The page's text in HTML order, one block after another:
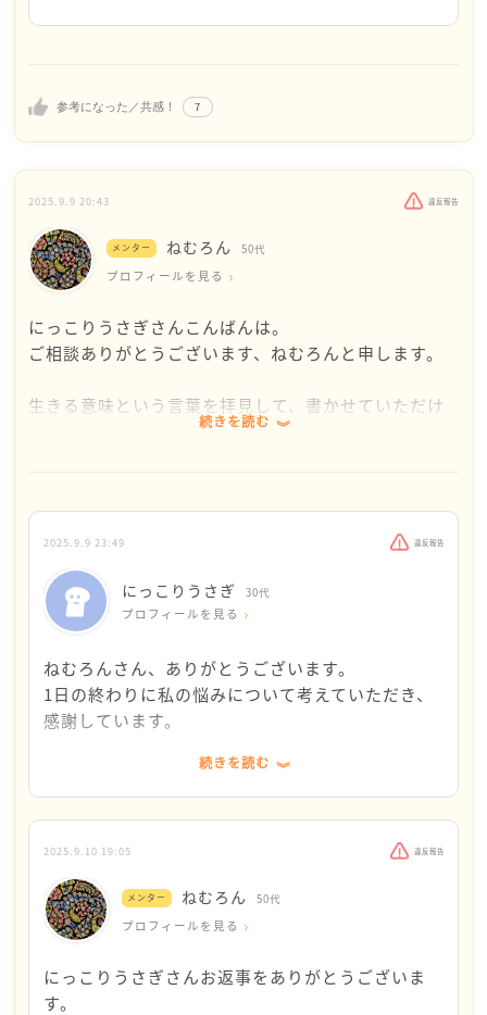
もしかしたら、お互いこれから何か見つかるのかもし
のかもしれませんね。
静かに過ごすというのも一つの生き方かなと思いま
す。
無理に動いてみつけなくても、日々を回すだけでも疲
れますよね。
たり、日々リフレッシュを取り入れて明日を迎えてゆ
けば、その先に、生きる目的につながっているかもし
す。
参考になった／共感！ 7
っくりきます。
きられるようになりたいです。がんばります。
2025.9.9 20:43 違反報告
メンター ねむろん 50代
プロフィールを見る
にっこりうさぎさんこんばんは。
ご相談ありがとうございます、ねむろんと申します。
生きる意味という言葉を拝見して、書かせていただけ
ればと出てまいりました。
にっこりうさぎさんより歳を重ねているのですが、わ
からないのです。
な日が増えて、仕事は頑張っているけれど自分でなく
ちゃダメなわけでもなく・・・。
私が死ねば悲しんでくださる人々が目に浮かぶからで
す。
私は大事な人間をかなり前に亡くしました。
亡くした人間の分も生きなくてはいけない、そして、
周りを悲しませたくない。
それが、私の死ねないモチベーションです。
何でもない一日が終わる時に、特にいい事がない日も
多いですが、特に悪い事もなく、屋根がある家に住
み、そこそこ美味しい食事をいただけて一日を終われ
る、良かったなぁと思います。
にっこりうさぎさんはまだお若いです、生きる意味を
続きを読む
2025.9.9 23:49 違反報告
にっこりうさぎ 30代
プロフィールを見る
ねむろんさん、ありがとうございます。
1日の終わりに私の悩みについて考えていただき、
感謝しています。
生きる意味がわからないと共感してくださって、少
し安心しました。
また、なにごともなく1日がおわる幸せを感じられ
てることが素晴らしいなと思いました。
今の私は正直小さな幸せが身の回りにたくさんある
ことはわかっていても、マイナスなことを考えてし
まうからです。
私も色々考えている中で、家族がいなかったら死ん
でもいいと思っていたと思います。
続きを読む
2025.9.10 19:05 違反報告
メンター ねむろん 50代
プロフィールを見る
にっこりうさぎさんお返事をありがとうございま
す。